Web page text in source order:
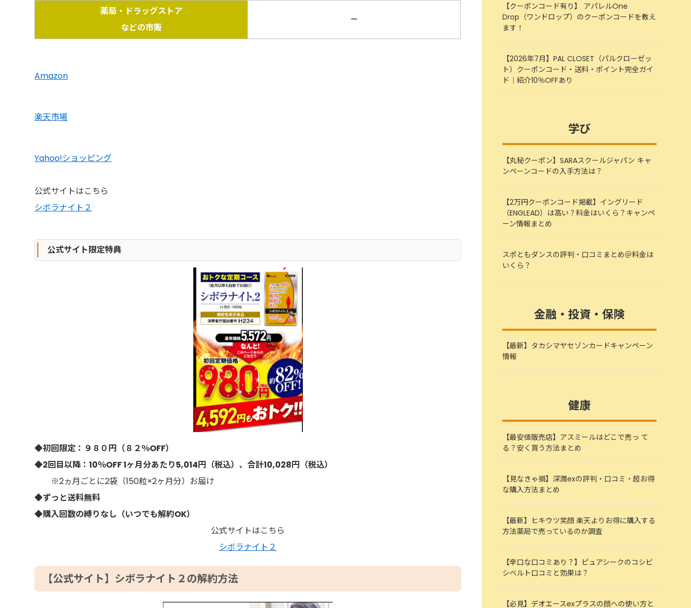
薬局・ドラッグストア
などの市販
－
Amazon
楽天市場
Yahoo!ショッピング
公式サイトはこちら
シボラナイト２
公式サイト限定特典
◆初回限定：９８０円（８２％OFF）
◆2回目以降：10％OFF 1ヶ月分あたり5,014円（税込）、合計10,028円（税込）
※2ヵ月ごとに2袋（150粒×2ヶ月分）お届け
◆ずっと送料無料
◆購入回数の縛りなし（いつでも解約OK）
公式サイトはこちら
シボラナイト２
【公式サイト】シボラナイト２の解約方法
【クーポンコード有り】 アパレルOne
Drop（ワンドロップ）のクーポンコードを教え
ます！
【2026年7月】PAL CLOSET（パルクローゼッ
ト）クーポンコード・送料・ポイント完全ガイ
ド｜紹介10％OFFあり
学び
【丸秘クーポン】SARAスクールジャパン キャ
ンペーンコードの入手方法は？
【2万円クーポンコード掲載】イングリード
（ENGLEAD）は高い？料金はいくら？キャンペ
ーン情報まとめ
スポともダンスの評判・口コミまとめ＠料金は
いくら？
金融・投資・保険
【最新】タカシマヤセゾンカードキャンペーン
情報
健康
【最安値販売店】アスミールはどこで売っ て
る？安く買う方法まとめ
【見なきゃ損】深潤exの評判・口コミ・超お得
な購入方法まとめ
【最新】ヒキウツ笑顔 楽天よりお得に購入する
方法薬局で売っているのか調査
【辛口な口コミあり？】ピュアシークのコシビ
シベルト口コミと効果は？
【必見】デオエースexプラスの顔への使い方と